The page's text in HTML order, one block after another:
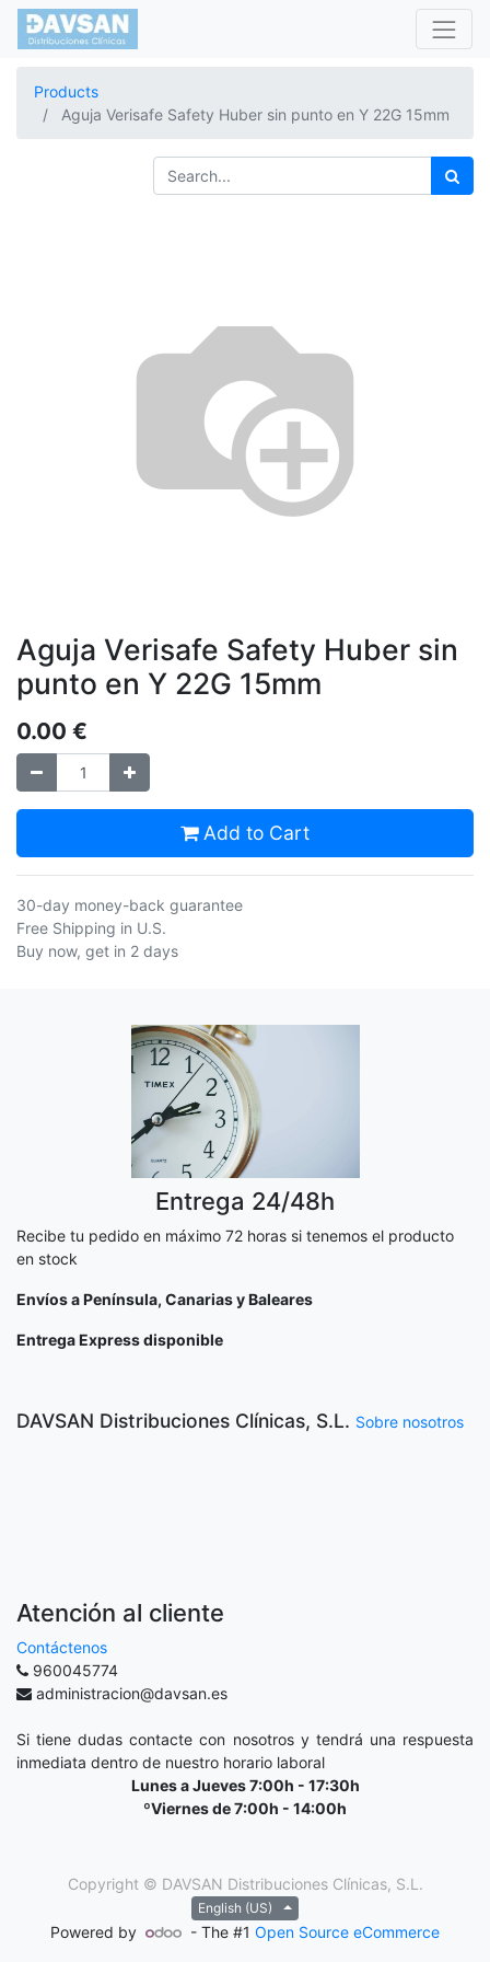
Products
Aguja Verisafe Safety Huber sin punto en Y 22G 15mm
Aguja Verisafe Safety Huber sin
punto en Y 22G 15mm
0.00 €
Add to Cart
30-day money-back guarantee
Free Shipping in U.S.
Buy now, get in 2 days
Entrega 24/48h
Recibe tu pedido en máximo 72 horas si tenemos el producto
en stock
Envíos a Península, Canarias y Baleares
Entrega Express disponible
DAVSAN Distribuciones Clínicas, S.L. Sobre nosotros
Atención al cliente
Contáctenos
960045774
administracion@davsan.es
Si tiene dudas contacte con nosotros y tendrá una respuesta
inmediata dentro de nuestro horario laboral
Lunes a Jueves 7:00h - 17:30h
ºViernes de 7:00h - 14:00h
Copyright © DAVSAN Distribuciones Clínicas, S.L.
English (US)
Powered by - The #1 Open Source eCommerce